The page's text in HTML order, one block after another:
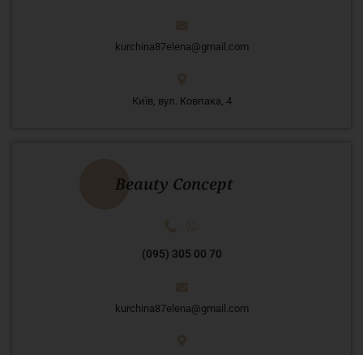
kurchina87elena@gmail.com
Київ, вул. Ковпака, 4
Beauty Concept
(095) 305 00 70
kurchina87elena@gmail.com